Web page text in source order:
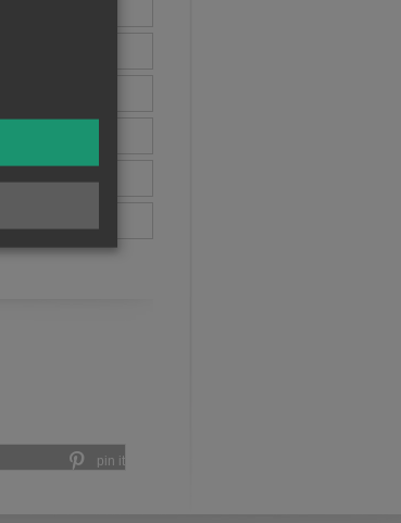
pin it